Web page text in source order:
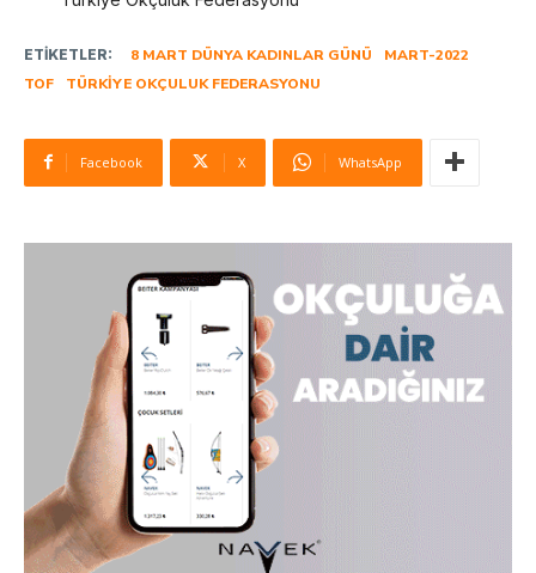
ETIKETLER: 8 MART DÜNYA KADINLAR GÜNÜ
MART-2022
TOF
TÜRKIYE OKÇULUK FEDERASYONU
Facebook X WhatsApp